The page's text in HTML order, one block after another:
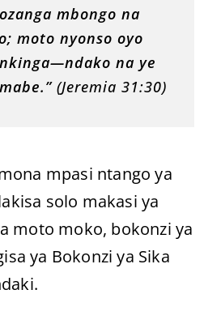
mbongo na
moto nyonso oyo
na ye
(Jeremia 31:30)
mpasi ntango ya
solo makasi ya
moto moko, bokonzi ya
ya Bokonzi ya Sika